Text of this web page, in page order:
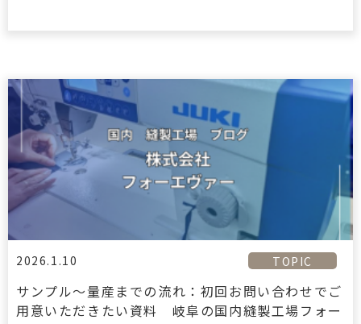
2026.1.10 TOPIC
サンプル〜量産までの流れ：初回お問い合わせでご
用意いただきたい資料 岐阜の国内縫製工場フォー